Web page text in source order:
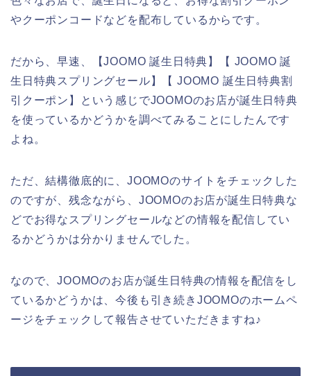
やクーポンコードなどを配布しているからです。
だから、早速、【JOOMO 誕生日特典】【 JOOMO 誕
生日特典スプリングセール】【 JOOMO 誕生日特典割
引クーポン】という感じでJOOMOのお店が誕生日特典
を使っているかどうかを調べてみることにしたんです
よね。
ただ、結構徹底的に、JOOMOのサイトをチェックした
のですが、残念ながら、JOOMOのお店が誕生日特典な
どでお得なスプリングセールなどの情報を配信してい
るかどうかは分かりませんでした。
なので、JOOMOのお店が誕生日特典の情報を配信をし
ているかどうかは、今後も引き続きJOOMOのホームペ
ージをチェックして報告させていただきますね♪